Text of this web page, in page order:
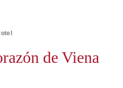
de Viena